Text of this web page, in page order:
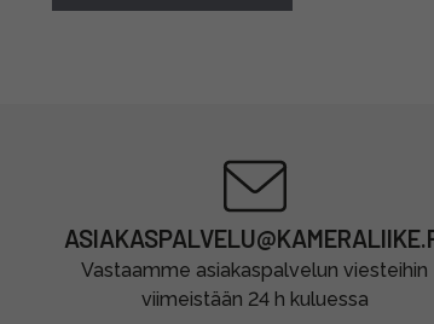
Vastaamme asiakaspalvelun viesteihin
viimeistään 24 h kuluessa